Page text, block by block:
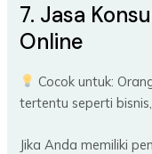
7. Jasa
Online
Cocok untuk:
tertentu seperti
Jika Anda memiliki